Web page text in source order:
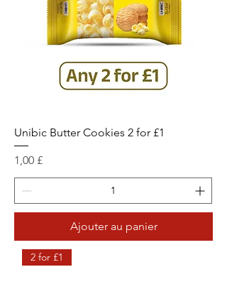
Unibic Butter Cookies 2 for £1
Prix
1,00 £
Ajouter au panier
2 for £1